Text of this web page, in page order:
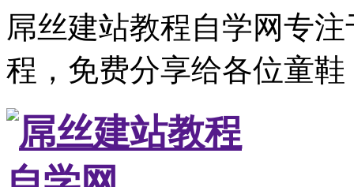
屌丝建站教程自学网专
程，免费分享给各位童